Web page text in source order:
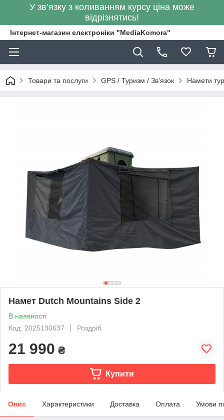
У зв’язку з коливанням курсу ціна може
відрізнятись!
Інтернет-магазин електроніки "MediaKomora"
Товари та послуги GPS / Туризм / Зв'язок Намети
Намет Dutch Mountains Side 2
В наявності
Код: 2025130637
Роздріб
21 990 ₴
Купити
Опис Характеристики Доставка Оплата Умови